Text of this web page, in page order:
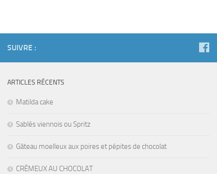
SUIVRE :
ARTICLES RÉCENTS
Matilda cake
Sablés viennois ou Spritz
Gâteau moelleux aux poires et pépites de chocolat
CRÉMEUX AU CHOCOLAT